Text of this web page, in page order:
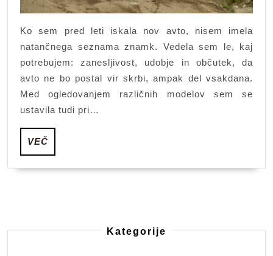
Ko sem pred leti iskala nov avto, nisem imela
natančnega seznama znamk. Vedela sem le, kaj
potrebujem: zanesljivost, udobje in občutek, da
avto ne bo postal vir skrbi, ampak del vsakdana.
Med ogledovanjem različnih modelov sem se
ustavila tudi pri…
VEČ
Kategorije